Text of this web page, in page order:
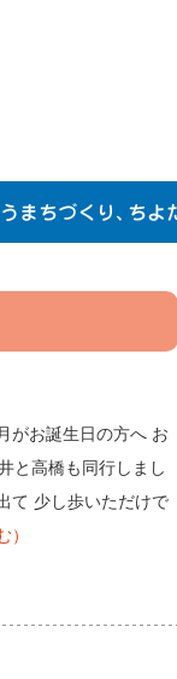
がお誕生日の方へ お
と高橋も同行しまし
て 少し歩いただけで
）